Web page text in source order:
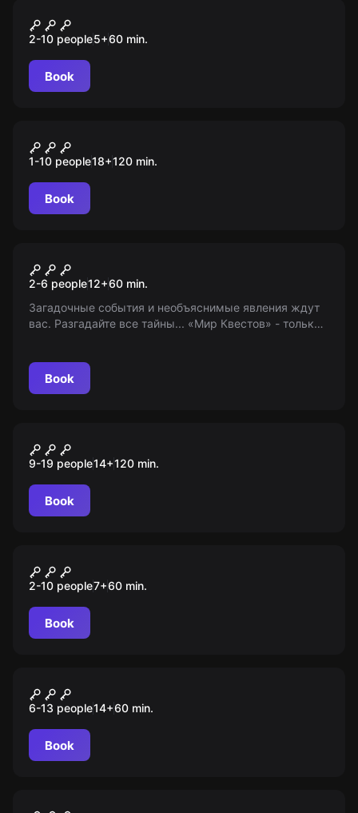
Человек-паук
2-10 people5+60 min.
Book
Шейкер квиз
1-10 people18+120 min.
Book
Очень странный квест
2-6 people12+60 min.
Загадочные события и необъяснимые явления ждут
вас. Разгадайте все тайны... «Мир Квестов» - только
Book
Где-то на Диком Западе
9-19 people14+120 min.
Book
Гарри и Гермиона
2-10 people7+60 min.
Book
Ночная попутчица
6-13 people14+60 min.
Book